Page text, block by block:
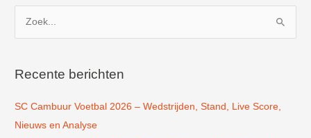
k
a
a
Recente berichten
SC Cambuur Voetbal 2026 – Wedstrijden, Stand, Live Score,
Nieuws en Analyse